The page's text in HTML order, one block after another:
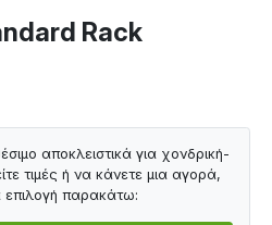
Rack
αποκλειστικά για χονδρική-
τιμές ή να κάνετε μια αγορά,
επιλογή παρακάτω: